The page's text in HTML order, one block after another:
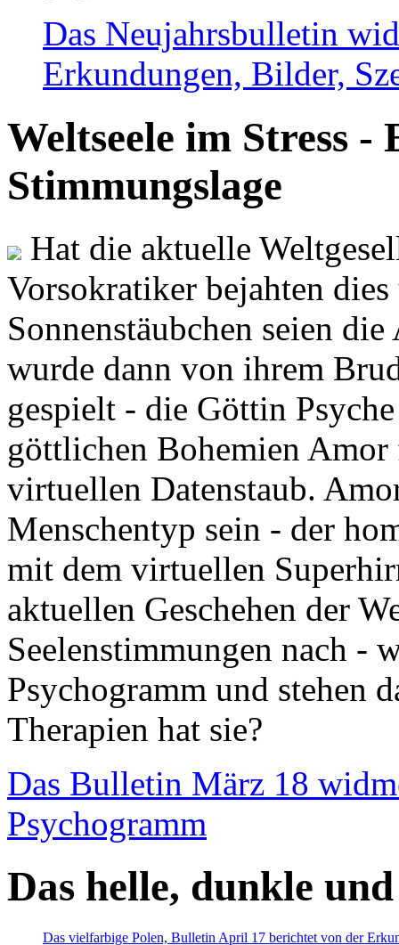
Das Neujahrsbulletin
Erkundungen, Bilder,
Weltseele im Stress -
Stimmungslage
Hat die aktuelle
Vorsokratiker bejahten
Sonnenstäubchen seien
wurde dann von ihrem
gespielt - die Göttin
göttlichen Bohemien
virtuellen Datenstaub.
Menschentyp sein - der
mit dem virtuellen
aktuellen Geschehen der
Seelenstimmungen nach -
Psychogramm und stehen
Therapien hat sie?
Das Bulletin März 18
Psychogramm
Das helle, dunkle
Das vielfarbige Polen, Bulletin April 17 berichtet von der